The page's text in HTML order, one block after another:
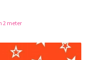
2 meter